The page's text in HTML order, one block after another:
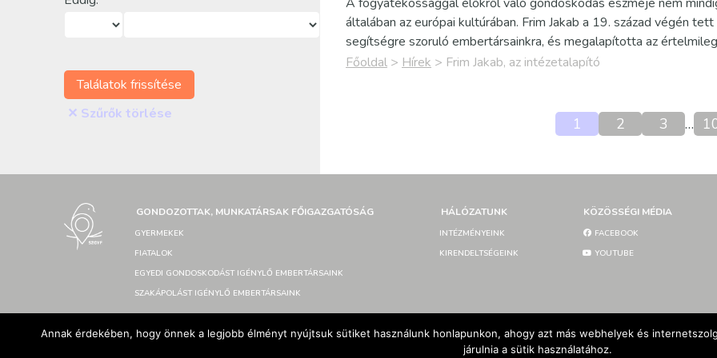
Találatok frissítése
✕ Szűrők törlése
általában az európai kultúrában. Frim Jakab a 19. század végén
segítségre szoruló embertársainkra, és megalapította az
Főoldal > Hírek > Frim Jakab, az intézetalapító
1 2 3 …
GONDOZOTTAK, MUNKATÁRSAK FŐIGAZGATÓSÁG
GYERMEKEK
FIATALOK
EGYEDI GONDOSKODÁST IGÉNYLŐ EMBERTÁRSAINK
SZAKÁPOLÁST IGÉNYLŐ EMBERTÁRSAINK
HÁLÓZATUNK
INTÉZMÉNYEINK
KIRENDELTSÉGEINK
KÖZÖSSÉGI MÉDIA
FACEBOOK
YOUTUBE
Annak érdekében, hogy önnek a legjobb élményt nyújtsuk sütiket használunk honlapunkon, ahogy azt más webhelyek és
járulnia a sütik használatához.